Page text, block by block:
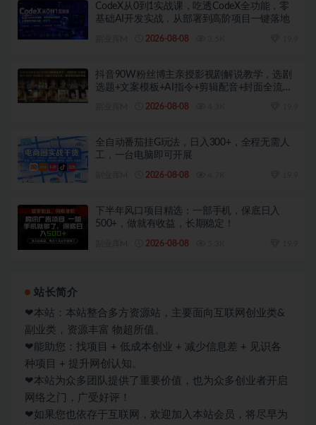
CodeX从0到1实战课，吃透CodeX全功能，零
基础AI开发实战，从部署到高阶项目一键落地
2026-08-08
抖音90W粉丝博主亲授影视剧解说教学，选剧
选题+文案模板+AI指令+剪辑配音+封面全流程
2026-08-08
全自动番茄挂G玩法，日入300+，全程无需人
工，一台电脑即可开展
2026-08-08
下半年风口项目精选：一部手机，保底日入
500+，做就有收益，长期稳定！
2026-08-08
站长简介
❤本站：本站整合多方资源站，主要面向互联网创业类&
副业类，资源丰富 物超所值。
❤能助您：找项目 + 低成本创业 + 减少信息差 + 见识各
种项目 + 提升网创认知。
❤本站为众多团队提供了重要价值，也为众多创业者开启
网络之门，广受好评！
❤如果您也依存于互联网，欢迎加入本站会员，将尽早为